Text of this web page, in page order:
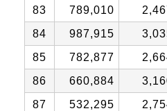
83
789,010
84
987,915
85
782,877
86
660,884
87
532,295